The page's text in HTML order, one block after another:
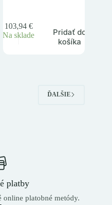
103,94 €
Na sklade
Pridať do
košíka
ĎALŠIE
platby
online platobné metódy.